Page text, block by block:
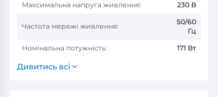
Максимальна напруга живлення:
230 В
Частота мережі живлення:
50/60
Гц
Номінальна потужність:
171 Вт
Дивитись всі